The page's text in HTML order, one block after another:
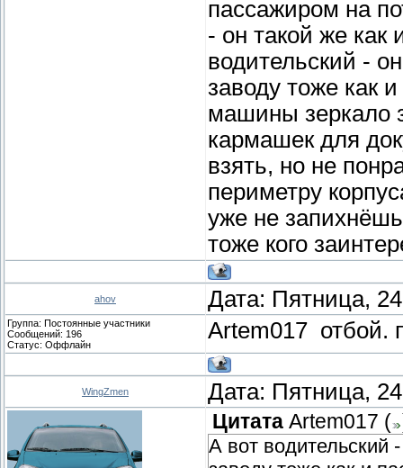
пассажиром на
- он такой же как
водительский -
заводу тоже как
машины зеркало
кармашек для
взять, но не
периметру
уже не
тоже кого
ahov Дата: Пятница,
Группа: Постоянные участники
Сообщений: 196
Статус: Оффлайн
Artem017 отбой.
WingZmen Дата: Пятница,
Цитата Artem017 (
А вот водительский